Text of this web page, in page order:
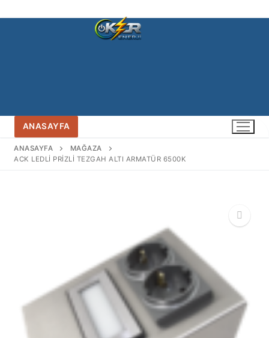
ANASAYFA
ANASAYFA
MAĞAZA
ACK LEDLİ PRİZLİ TEZGAH ALTI ARMATÜR 6500K